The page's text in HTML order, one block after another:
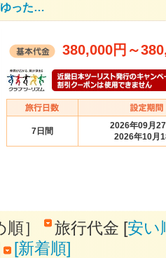
ゆった…
380,000円 ～
7日間
2026年09月
2026年10月
順］ 旅行代金 [安い
[新着順]